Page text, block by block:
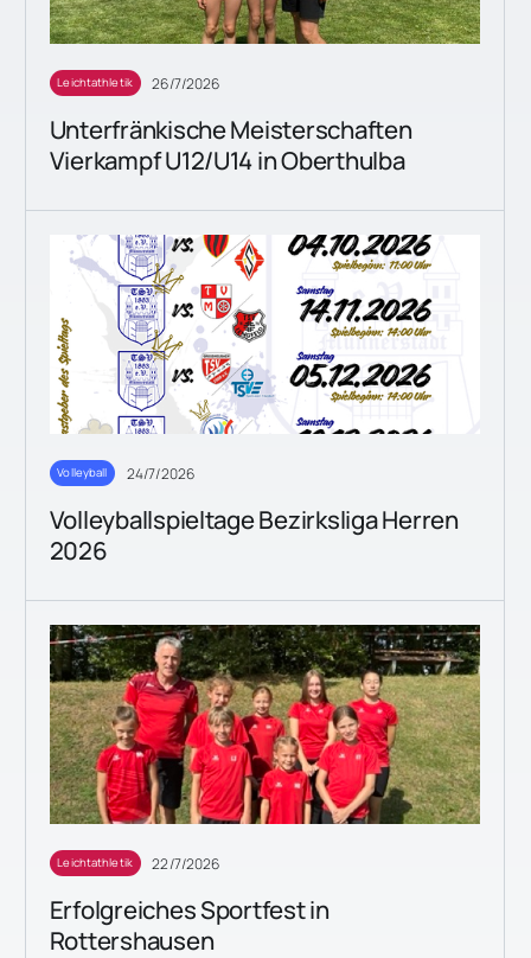
Leichtathletik 26/7/2026
Unterfränkische Meisterschaften
Vierkampf U12/U14 in Oberthulba
Volleyball 24/7/2026
Volleyballspieltage Bezirksliga Herren
2026
Leichtathletik 22/7/2026
Erfolgreiches Sportfest in
Rottershausen